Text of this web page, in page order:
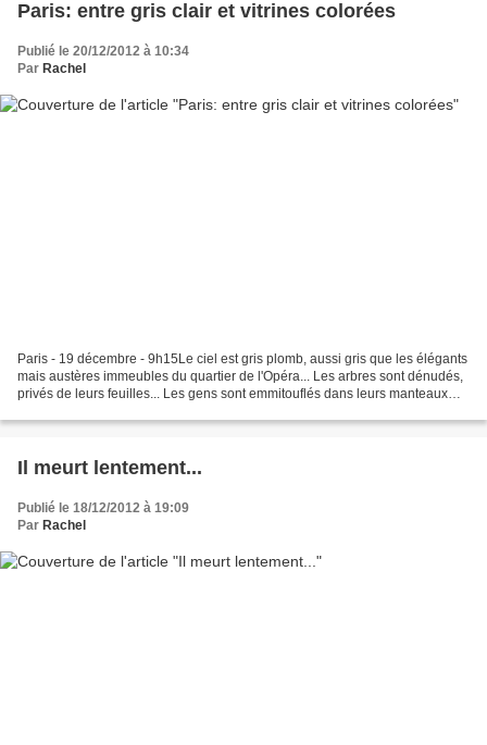
Paris: entre gris clair et vitrines colorées
Publié le 20/12/2012 à 10:34
Par Rachel
Paris - 19 décembre - 9h15Le ciel est gris plomb, aussi gris que les élégants
mais austères immeubles du quartier de l'Opéra... Les arbres sont dénudés,
privés de leurs feuilles... Les gens sont emmitouflés dans leurs manteaux
Il meurt lentement...
Publié le 18/12/2012 à 19:09
Par Rachel